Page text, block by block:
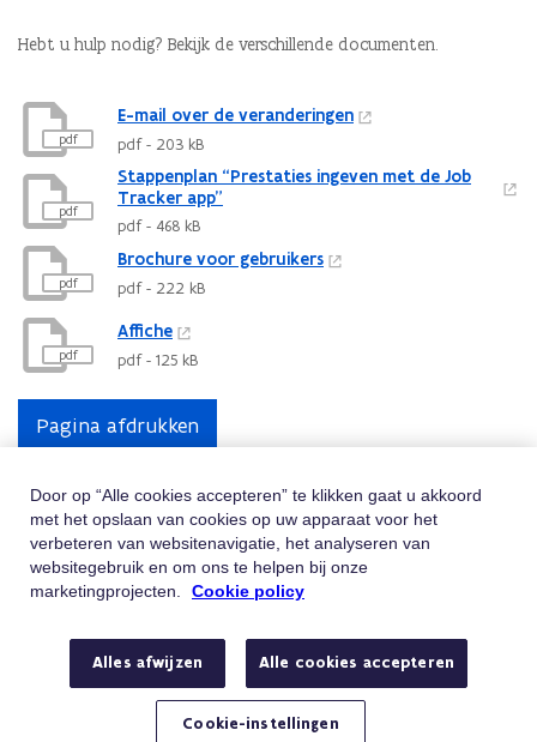
Hebt u hulp nodig? Bekijk de verschillende documenten.
pdf
E-mail over de veranderingen
(Link
pdf - 203 kB
pdf
Stappenplan “Prestaties ingeven met de Job
Tracker app”
(Link
pdf - 468 kB
pdf
Brochure voor gebruikers
(Link
pdf - 222 kB
pdf
Affiche
(Link
pdf - 125 kB
Pagina afdrukken
Hulp Nodig
Vindt u niet wat u zoekt? Contacteer ons
Telefoon
Bel 02/547.54.93
Van maandag tot vrijdag tussen 8u en 18u
Stuur ons een e-mail
Hebt u een vraag of klacht?
Door op “Alle cookies accepteren” te klikken gaat u akkoord
met het opslaan van cookies op uw apparaat voor het
verbeteren van websitenavigatie, het analyseren van
websitegebruik en om ons te helpen bij onze
marketingprojecten.
Cookie policy
Alles afwijzen Alle cookies accepteren
Cookie-instellingen